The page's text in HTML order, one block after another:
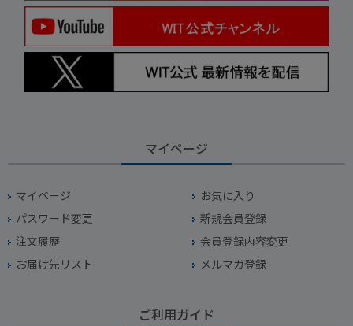
マイページ
マイページ
お気に入り
パスワード変更
新規会員登録
注文履歴
会員登録内容変更
お届け先リスト
メルマガ登録
ご利用ガイド